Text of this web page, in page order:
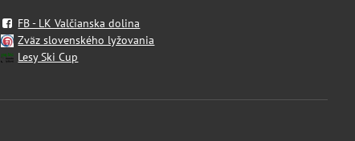
FB - LK Valčianska dolina
Zväz slovenského lyžovania
Lesy Ski Cup